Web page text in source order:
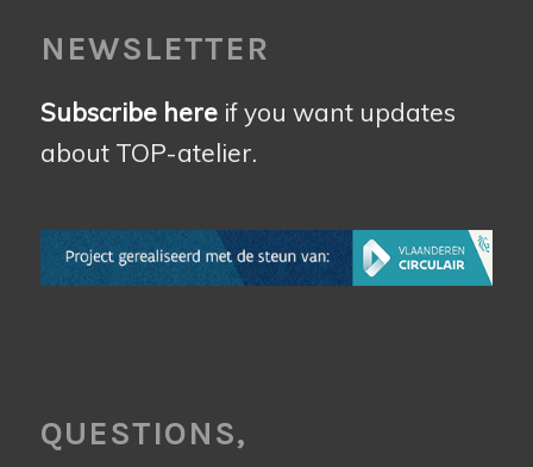
NEWSLETTER
Subscribe hereif you want updates
about TOP-atelier.
QUESTIONS,